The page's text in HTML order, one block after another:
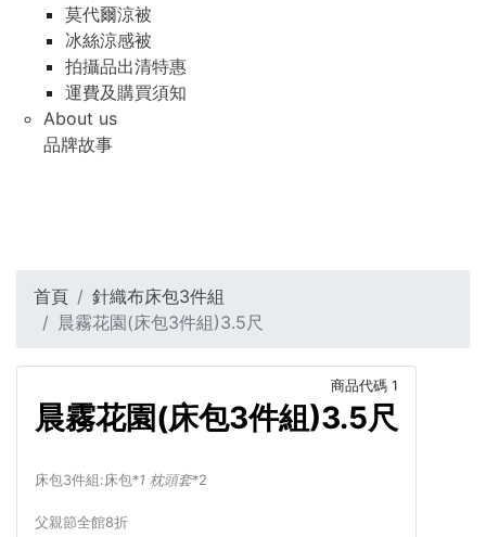
莫代爾涼被
冰絲涼感被
拍攝品出清特惠
運費及購買須知
About us
品牌故事
首頁
針織布床包3件組
晨霧花園(床包3件組)3.5尺
商品代碼 1
晨霧花園(床包3件組)3.5尺
床包3件組:床包*1 枕頭套*2
父親節全館8折